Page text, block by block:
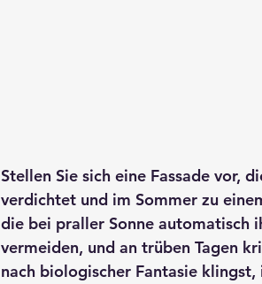
Stellen Sie sich eine Fassade vor,
verdichtet und im Sommer zu
die bei praller Sonne automatisch
vermeiden, und an trüben Tagen
nach biologischer Fantasie